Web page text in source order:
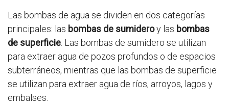
Las bombas de agua se dividen en dos categorías
principales: las bombas de sumideroy las bombas
de superficie . Las bombas de sumidero se utilizan
para extraer agua de pozos profundos o de espacios
subterráneos, mientras que las bombas de superficie
se utilizan para extraer agua de ríos, arroyos, lagos y
embalses.